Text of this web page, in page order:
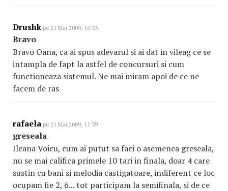
Drushk pe 21 Mai 2009, 16:33
Bravo
Bravo Oana, ca ai spus adevarul si ai dat in vileag ce se
intampla de fapt la astfel de concursuri si cum
functioneaza sistemul. Ne mai miram apoi de ce ne
facem de ras
rafaela pe 21 Mai 2009, 11:39
greseala
Ileana Voicu, cum ai putut sa faci o asemenea greseala,
nu se mai califica primele 10 tari in finala, doar 4 care
sustin cu bani si melodia castigatoare, indiferent ce loc
ocupam fie 2, 6... tot participam la semifinala, si de ce